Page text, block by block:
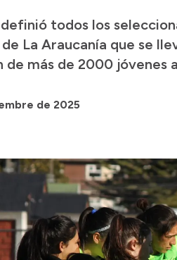
todos los
La Araucanía que se
más de 2000 jóvenes
de 2025